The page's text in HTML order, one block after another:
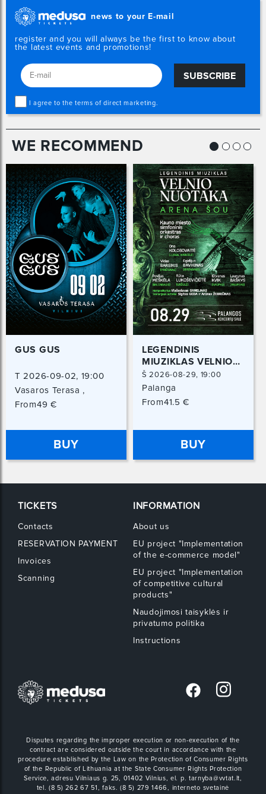
news to your E-mail
register and you will always be the first to know about
the latest events and promotions!
SUBSCRIBE
I agree to the terms of direct marketing.
WE RECOMMEND
GUS GUS
T 2026-09-02, 19:00
Vasaros Terasa ,
Vilniaus 39, Vilnius
From49 €
BUY
LEGENDINIS
MIUZIKLAS VELNIO
NUOTAKA | ARENA
ŠOU
Š 2026-08-29, 19:00
Palanga
From41.5 €
BUY
TICKETS
Contacts
RESERVATION PAYMENT
Invoices
Scanning
INFORMATION
About us
EU project "Implementation
of the e-commerce model"
EU project "Implementation
of competitive cultural
products"
Naudojimosi taisyklės ir
privatumo politika
Instructions
Disputes regarding the improper execution or non-execution of the
contract are considered outside the court in accordance with the
procedure established by the Law on the Protection of Consumer Rights
of the Republic of Lithuania at the State Consumer Rights Protection
Service, adresu Vilniaus g. 25, 01402 Vilnius, el. p. tarnyba@vvtat.lt,
tel. (8 5) 262 67 51, faks. (8 5) 279 1466, interneto svetainė